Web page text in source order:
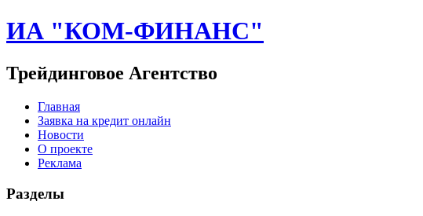
ИА "КОМ-ФИНАНС"
Трейдинговое Агентство
Главная
Заявка на кредит онлайн
Новости
О проекте
Реклама
Разделы